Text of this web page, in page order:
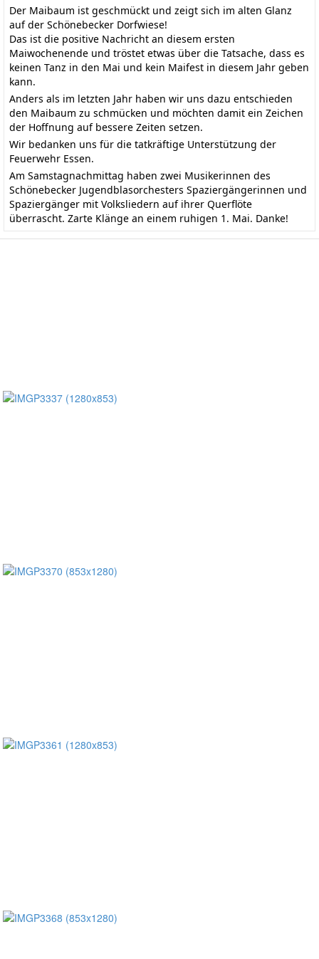
Der Maibaum ist geschmückt und zeigt sich im alten Glanz
auf der Schönebecker Dorfwiese!
Das ist die positive Nachricht an diesem ersten
Maiwochenende und tröstet etwas über die Tatsache, dass es
keinen Tanz in den Mai und kein Maifest in diesem Jahr geben
kann.
Anders als im letzten Jahr haben wir uns dazu entschieden
den Maibaum zu schmücken und möchten damit ein Zeichen
der Hoffnung auf bessere Zeiten setzen.
Wir bedanken uns für die tatkräftige Unterstützung der
Feuerwehr Essen.
Am Samstagnachmittag haben zwei Musikerinnen des
Schönebecker Jugendblasorchesters Spaziergängerinnen und
Spaziergänger mit Volksliedern auf ihrer Querflöte
überrascht. Zarte Klänge an einem ruhigen 1. Mai. Danke!